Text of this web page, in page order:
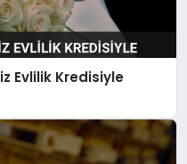
Evlilik Kredisiyle